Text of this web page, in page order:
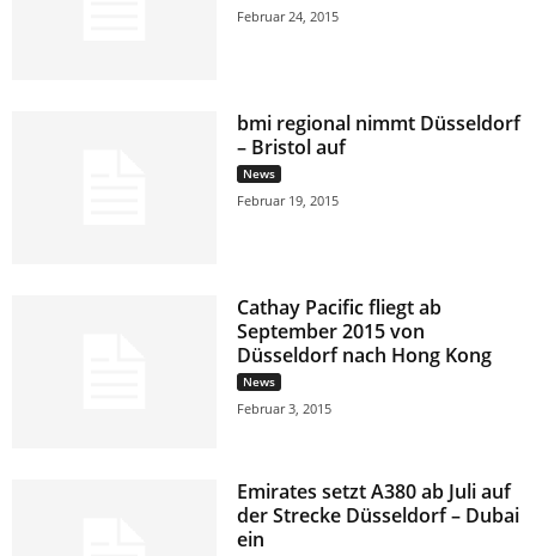
Februar 24, 2015
bmi regional nimmt Düsseldorf
– Bristol auf
News
Februar 19, 2015
Cathay Pacific fliegt ab
September 2015 von
Düsseldorf nach Hong Kong
News
Februar 3, 2015
Emirates setzt A380 ab Juli auf
der Strecke Düsseldorf – Dubai
ein